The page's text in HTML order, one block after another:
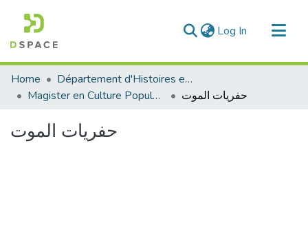
Log In (current)
Communities & Collections
All of DSpace
Home
Département d'Histoires et Arts
Magister en Culture Populaire
حفريات الموت
حفريات الموت